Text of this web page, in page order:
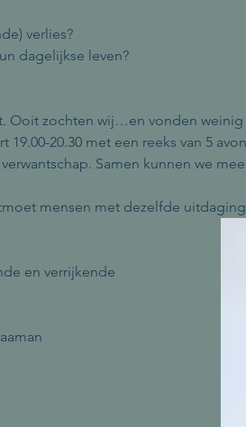
verlies?
dagelijkse leven?
Ooit zochten wij…en vonden weinig
19.00-20.30 met een reeks van 5
Samen kunnen we
mensen met dezelfde
en verrijkende